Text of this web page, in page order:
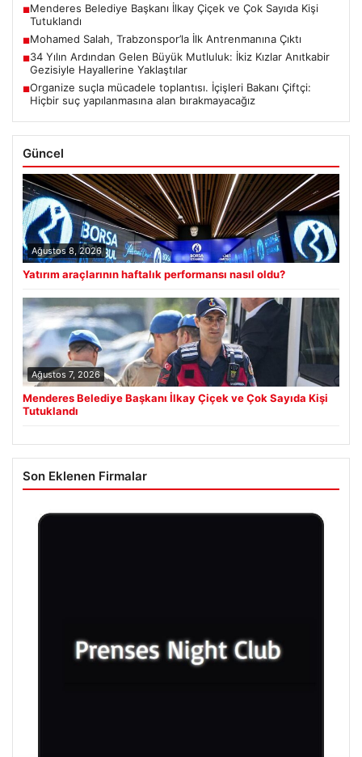
■Menderes Belediye Başkanı İlkay Çiçek ve Çok Sayıda Kişi
Tutuklandı
■Mohamed Salah, Trabzonspor’la İlk Antrenmanına Çıktı
■34 Yılın Ardından Gelen Büyük Mutluluk: İkiz Kızlar Anıtkabir
Gezisiyle Hayallerine Yaklaştılar
■Organize suçla mücadele toplantısı. İçişleri Bakanı Çiftçi:
Hiçbir suç yapılanmasına alan bırakmayacağız
Güncel
Ağustos 8, 2026
Yatırım araçlarının haftalık performansı nasıl oldu?
Ağustos 7, 2026
Menderes Belediye Başkanı İlkay Çiçek ve Çok Sayıda Kişi
Tutuklandı
Son Eklenen Firmalar